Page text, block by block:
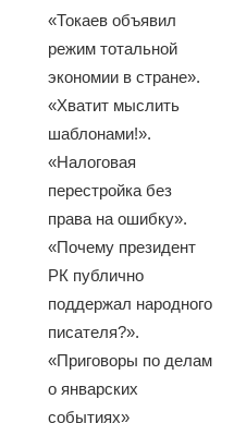
«Токаев объявил
режим тотальной
экономии в стране».
«Хватит мыслить
шаблонами!».
«Налоговая
перестройка без
права на ошибку».
«Почему президент
РК публично
поддержал народного
писателя?».
«Приговоры по делам
о январских
событиях»